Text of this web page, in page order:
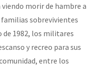
morir de hambre a
familias sobrevivientes
de 1982, los militares
y recreo para sus
entre los